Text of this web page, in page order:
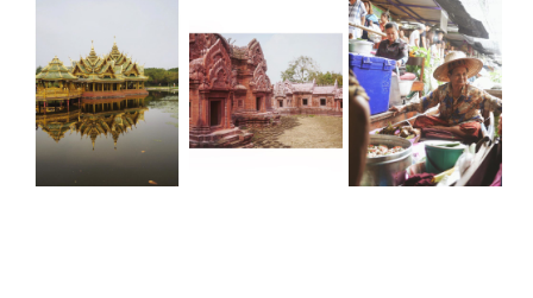
• Floating market TGIF ! La bonne nou